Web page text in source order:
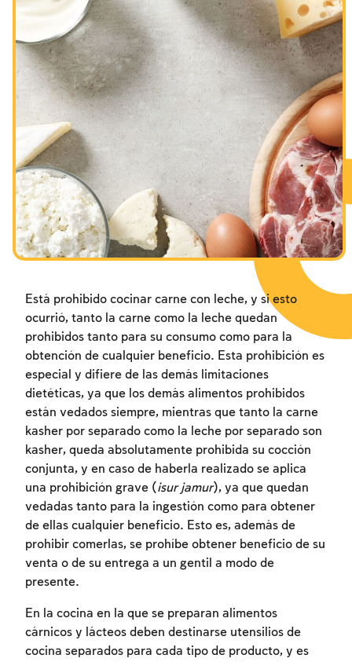
Los ayunos por la destrucción del Templo
Janucá
Purim
Los ayunos por la destrucción del Templo
Janucá
Purim
Está prohibido cocinar carne con leche, y si esto
ocurrió, tanto la carne como la leche quedan
prohibidos tanto para su consumo como para la
obtención de cualquier beneficio. Esta prohibición es
especial y difiere de las demás limitaciones
dietéticas, ya que los demás alimentos prohibidos
están vedados siempre, mientras que tanto la carne
kasher por separado como la leche por separado son
kasher, queda absolutamente prohibida su cocción
conjunta, y en caso de haberla realizado se aplica
una prohibición grave (isur jamur), ya que quedan
vedadas tanto para la ingestión como para obtener
de ellas cualquier beneficio. Esto es, además de
prohibir comerlas, se prohíbe obtener beneficio de su
venta o de su entrega a un gentil a modo de
presente.
En la cocina en la que se preparan alimentos
cárnicos y lácteos deben destinarse utensilios de
cocina separados para cada tipo de producto, y es
Los ayunos por la destrucción del Templo
Janucá
Purim